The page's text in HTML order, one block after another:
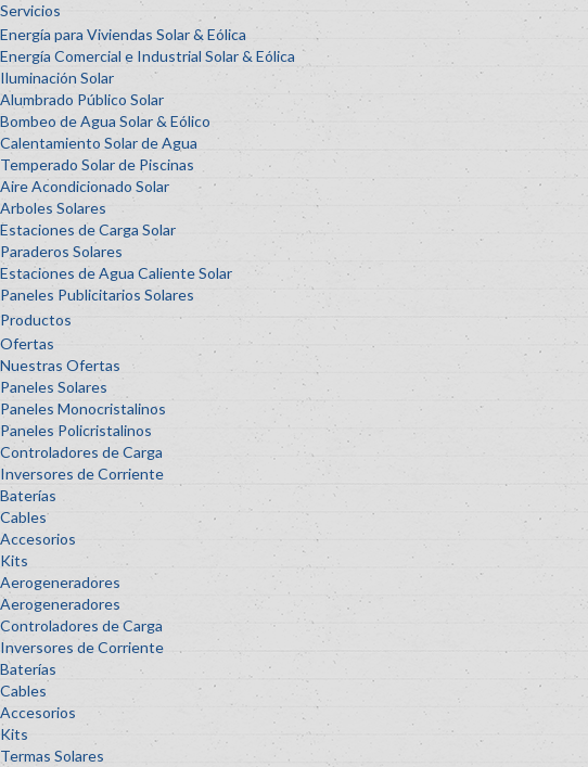
Servicios
Energía para Viviendas Solar & Eólica
Energía Comercial e Industrial Solar & Eólica
Iluminación Solar
Alumbrado Público Solar
Bombeo de Agua Solar & Eólico
Calentamiento Solar de Agua
Temperado Solar de Piscinas
Aire Acondicionado Solar
Arboles Solares
Estaciones de Carga Solar
Paraderos Solares
Estaciones de Agua Caliente Solar
Paneles Publicitarios Solares
Productos
Ofertas
Nuestras Ofertas
Paneles Solares
Paneles Monocristalinos
Paneles Policristalinos
Controladores de Carga
Inversores de Corriente
Baterías
Cables
Accesorios
Kits
Aerogeneradores
Aerogeneradores
Controladores de Carga
Inversores de Corriente
Baterías
Cables
Accesorios
Kits
Termas Solares